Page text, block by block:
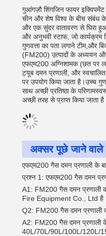
गुआंगज़ौ शिंगजिन फायर
चीन और शेष विश्व के बीच संबंध के
और एक सुंदर वातावरण से घिरा
और अनुभवी स्टाफ, जो कार्यक्रम
गुणवत्ता का पता लगाने टीम,और
(FM200) उत्पादों के अध्ययन
एफएम200 अग्निशामक (छत पर
ट्यूब दमन प्रणाली, और
पर उपयोग किया जाता है।उच्च
साथ अच्छी प्रतिष्ठा के
अच्छी तरह से प्राप्त किया जाता
अक्सर पूछे जाने वाले
एफएम200 गैस दमन प्रणाली के
प्रश्न 1: एफएम200 गैस दमन
A1: FM200 गैस दमन प्रणाली
Fire Equipment Co., Ltd
Q2: FM200 गैस दमन प्रणाली
A2: FM200 गैस दमन प्रणाली
40L/70L/90L/100L/120L/